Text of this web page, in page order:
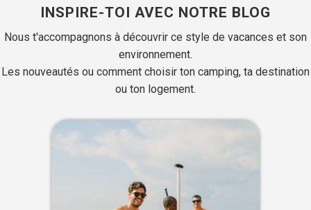
INSPIRE-TOI AVEC NOTRE BLOG
Nous t'accompagnons à découvrir ce style de vacances et son
environnement.
Les nouveautés ou comment choisir ton camping, ta destination
ou ton logement.